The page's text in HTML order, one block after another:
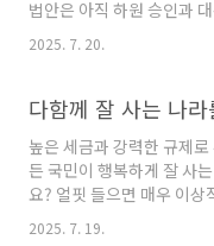
적으로도 최초의 시도입니
브 풋 전략은 기초자산(주
의 '포트폴리오 보험'과 같
법안은 아직 하원 승인과
었기 때문에 최종 시행이 거
에 존재했던 스테이블 코
로 끌어들여 관리하겠다는
새로운 금융 상품 하나를
금과 카드 중심의 기존 결
꾸는 매우 중요한 사건이
소식이 전해지자마자 시장
2025. 7. 20.
높은 세금과 강력한 규제
든 국민이 행복하게 잘 사
요? 얼핏 들으면 매우 이
니다. 기업과 부자에게서 세
2025. 7. 19.